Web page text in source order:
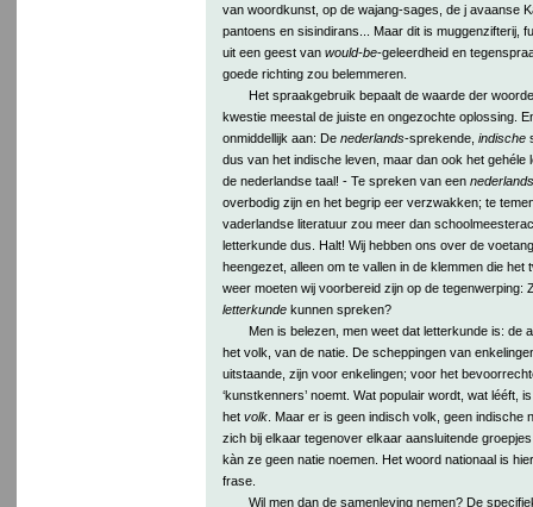
van woordkunst, op de wajang-sages, de j avaanse
pantoens en sisindirans... Maar dit is muggenzifterij,
uit een geest van would-be-geleerdheid en
goede richting zou belemmeren.
Het spraakgebruik bepaalt de waarde der
kwestie meestal de juiste en ongezochte oplossing.
onmiddellijk aan: De nederlands-sprekende, indische
dus van het indische leven, maar dan ook het gehéle
de nederlandse taal! - Te spreken van een nederlands
overbodig zijn en het begrip eer verzwakken; te
vaderlandse literatuur zou meer dan
letterkunde dus. Halt! Wij hebben ons over de
heengezet, alleen om te vallen in de klemmen die het
weer moeten wij voorbereid zijn op de tegenwerping:
letterkundekunnen spreken?
Men is belezen, men weet dat letterkunde is: de
het volk, van de natie. De scheppingen van
uitstaande, zijn voor enkelingen; voor het
‘kunstkenners’ noemt. Wat populair wordt, wat lééft,
het volk. Maar er is geen indisch volk, geen indische
zich bij elkaar tegenover elkaar aansluitende
kàn ze geen natie noemen. Het woord nationaal is
frase.
Wil men dan de samenleving nemen? De